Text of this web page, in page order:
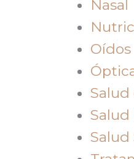
Nasal
Oídos
Salud